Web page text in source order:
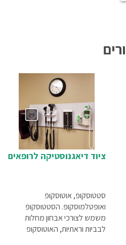
ציוד דיאגנוסטיקה לרופאים
סטטוסקופ, אוטוסקופ
ואופטלמוסקופ. הסטטוסקופ
משמש לצורכי אבחון מחלות
לבביות וראתיות, האוטוסקופ